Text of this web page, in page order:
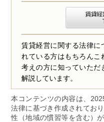
賃貸経営に関する法律に
れている方はもちろんこ
考えの方に知っていただ
解説しています。
本コンテンツの内容は、
法律に基づき作成されてお
性（地域の慣習等を含む）